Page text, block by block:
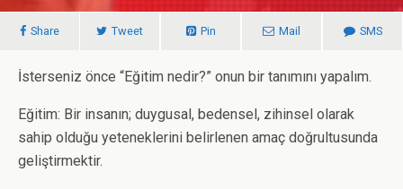
Share Tweet Pin Mail SMS
İsterseniz önce “Eğitim nedir?” onun bir tanımını yapalım.
Eğitim: Bir insanın; duygusal, bedensel, zihinsel olarak
sahip olduğu yeteneklerini belirlenen amaç doğrultusunda
geliştirmektir.